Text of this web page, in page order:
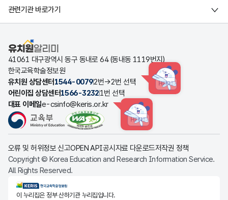
관련기관 바로가기
유치원알리미
41061 대구광역시 동구 동내로 64 (동내동 1119번지)
한국교육학술정보원
유치원 상담센터 1544-00792번→2번 선택 HINT
어린이집 상담센터1566-32321번 선택
대표 이메일e-csinfo@keris.or.kr
HINT
오류 및 허위정보 신고OPEN API공시자료 다운로드저작권 정책
Copyright © Korea Education and Research Information Service.
All Rights Reserved.
KERIS한국교육학술정보원
이 누리집은 정부 산하기관 누리집입니다.